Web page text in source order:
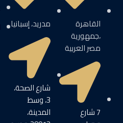
القاهرة
،جمهورية
مصر العربية
7 شارع
مدريد، إسبانيا
شارع الصحة،
3، وسط
المدينة،